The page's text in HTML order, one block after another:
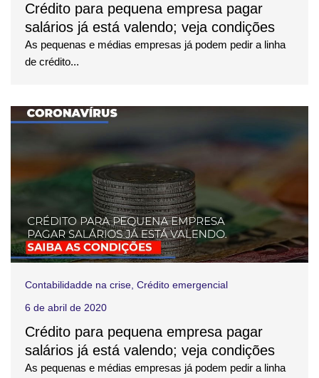
Crédito para pequena empresa pagar
salários já está valendo; veja condições
As pequenas e médias empresas já podem pedir a linha
de crédito...
Contabilidadde na crise, Crédito emergencial
6 de abril de 2020
Crédito para pequena empresa pagar
salários já está valendo; veja condições
As pequenas e médias empresas já podem pedir a linha